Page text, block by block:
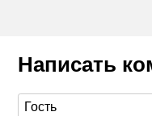
Написать